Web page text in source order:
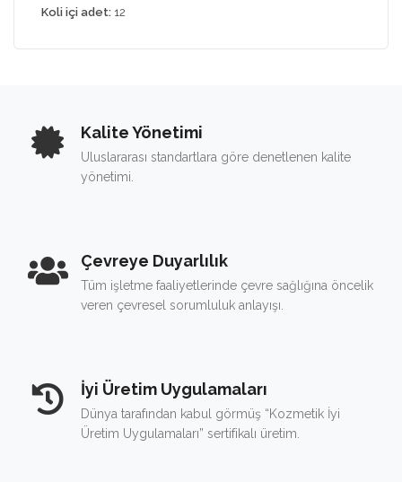
Koli içi adet: 12
Kalite Yönetimi
Uluslararası standartlara göre denetlenen kalite
yönetimi.
Çevreye Duyarlılık
Tüm işletme faaliyetlerinde çevre sağlığına öncelik
veren çevresel sorumluluk anlayışı.
İyi Üretim Uygulamaları
Dünya tarafından kabul görmüş “Kozmetik İyi
Üretim Uygulamaları” sertifikalı üretim.